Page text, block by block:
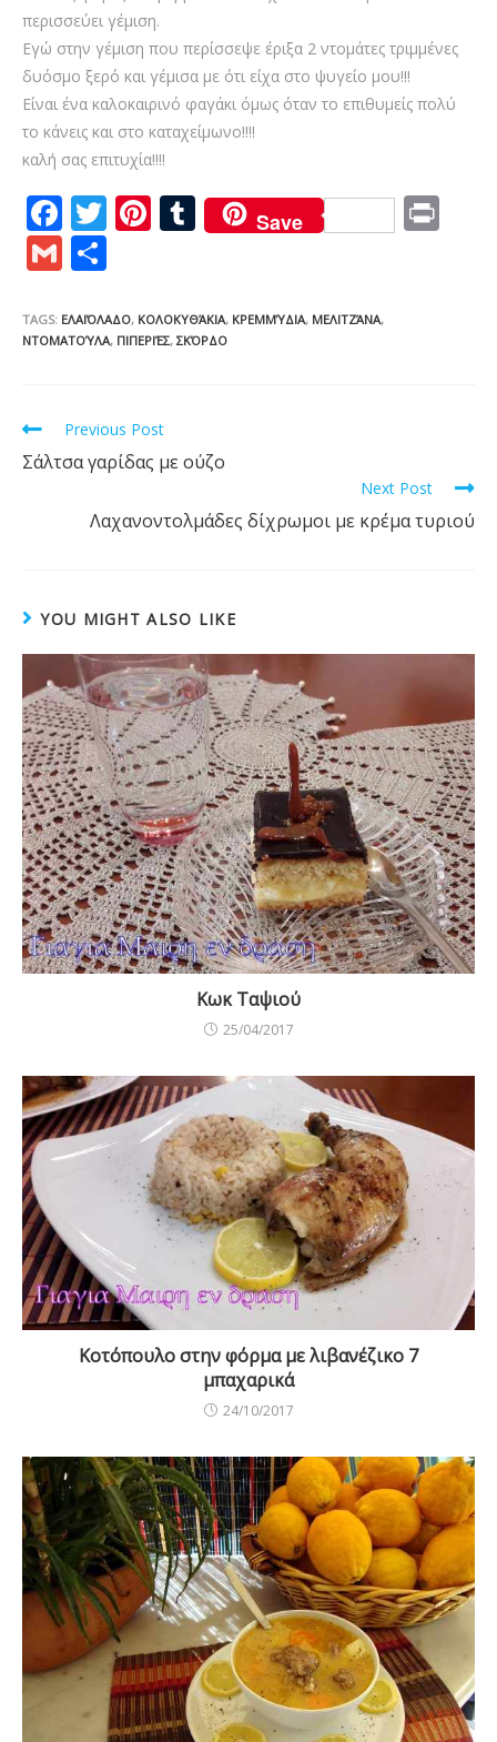
περισσεύει γέμιση.
Εγώ στην γέμιση που περίσσεψε έριξα 2 ντομάτες τριμμένες
δυόσμο ξερό και γέμισα με ότι είχα στο ψυγείο μου!!!
Είναι ένα καλοκαιρινό φαγάκι όμως όταν το επιθυμείς πολύ
το κάνεις και στο καταχείμωνο!!!!
καλή σας επιτυχία!!!!
F
ac
e
b
o
k
T
er
Pi
e
st
T
u
bl
r
Save
G
ai
l
ar
e
TAGS: ΕΛΑΙΌΛΑΔΟ, ΚΟΛΟΚΥΘΆΚΙΑ, ΚΡΕΜΜΎΔΙΑ, ΜΕΛΙΤΖΆΝΑ,
ΝΤΟΜΑΤΟΎΛΑ, ΠΙΠΕΡΙΈΣ, ΣΚΌΡΔΟ
Read
articles
Previous Post
Σάλτσα γαρίδας με ούζο
Next Post
Λαχανοντολμάδες δίχρωμοι με κρέμα τυριού
YOU MIGHT ALSO LIKE
Κωκ Ταψιού
25/04/2017
Κοτόπουλο στην φόρμα με λιβανέζικο 7
μπαχαρικά
24/10/2017